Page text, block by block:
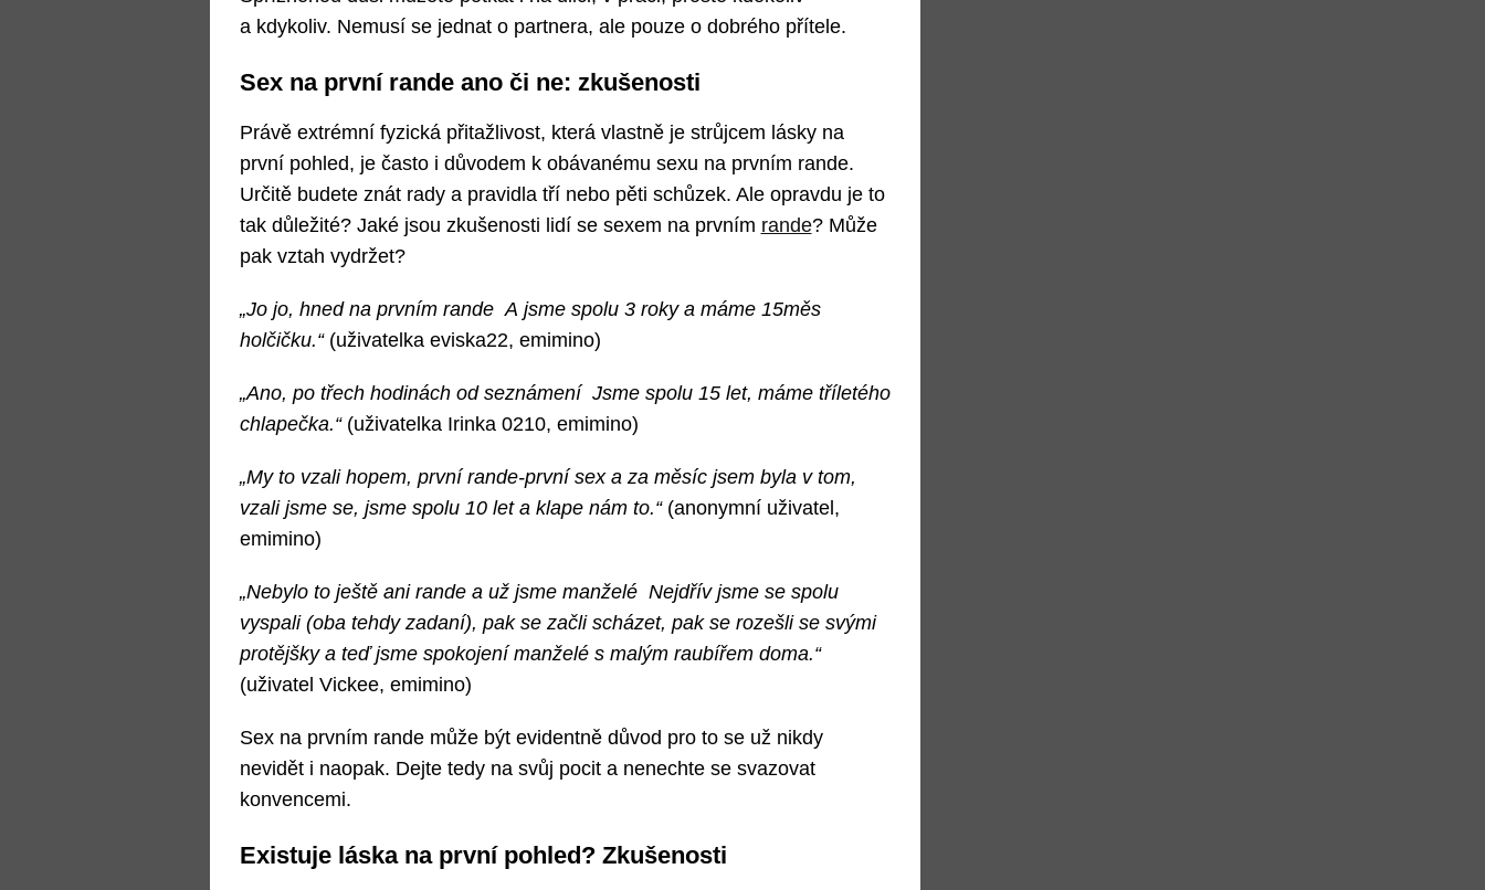
a kdykoliv. Nemusí se jednat o partnera, ale pouze o dobrého přítele.
Sex na první rande ano či ne: zkušenosti
Právě extrémní fyzická přitažlivost, která vlastně je strůjcem lásky na
první pohled, je často i důvodem k obávanému sexu na prvním rande.
Určitě budete znát rady a pravidla tří nebo pěti schůzek. Ale opravdu je to
tak důležité? Jaké jsou zkušenosti lidí se sexem na prvním rande? Může
pak vztah vydržet?
„Jo jo, hned na prvním rande A jsme spolu 3 roky a máme 15měs
holčičku.“(uživatelka eviska22, emimino)
„Ano, po třech hodinách od seznámení Jsme spolu 15 let, máme tříletého
chlapečka.“(uživatelka Irinka 0210, emimino)
„My to vzali hopem, první rande-první sex a za měsíc jsem byla v tom,
vzali jsme se, jsme spolu 10 let a klape nám to.“(anonymní uživatel,
emimino)
„Nebylo to ještě ani rande a už jsme manželé Nejdřív jsme se spolu
vyspali (oba tehdy zadaní), pak se začli scházet, pak se rozešli se svými
protějšky a teď jsme spokojení manželé s malým raubířem doma.“
(uživatel Vickee, emimino)
Sex na prvním rande může být evidentně důvod pro to se už nikdy
nevidět i naopak. Dejte tedy na svůj pocit a nenechte se svazovat
konvencemi.
Existuje láska na první pohled? Zkušenosti